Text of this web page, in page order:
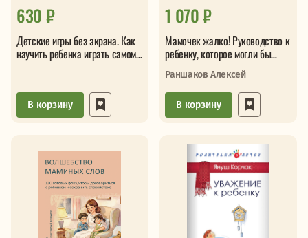
630 ₽
Детские игры без экрана. Как
научить ребенка играть самому
В корзину
1 070 ₽
Мамочек жалко! Руководство к
ребенку, которое могли бы
давать в роддоме
Раншаков Алексей
В корзину